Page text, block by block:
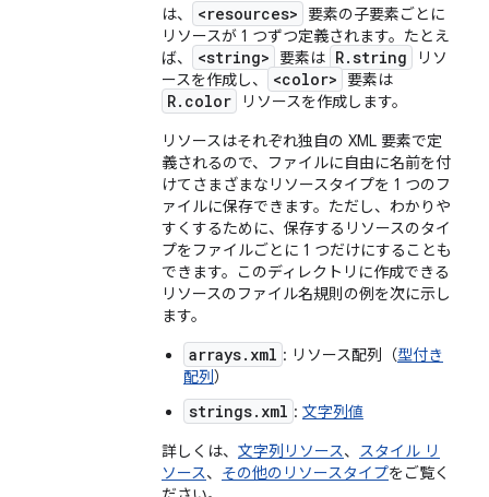
は、
<resources>
要素の子要素ごとに
リソースが 1 つずつ定義されます。たとえ
ば、
<string> 要素は R.string
リソ
ースを作成し、
<color> 要素は
R.color
リソースを作成します。
リソースはそれぞれ独自の XML 要素で定
義されるので、ファイルに自由に名前を付
けてさまざまなリソースタイプを 1 つのフ
ァイルに保存できます。ただし、わかりや
すくするために、保存するリソースのタイ
プをファイルごとに 1 つだけにすることも
できます。このディレクトリに作成できる
リソースのファイル名規則の例を次に示し
ます。
arrays.xml : リソース配列（型付き
配列 ）
strings.xml : 文字列値
詳しくは、 文字列リソース、 スタイル リ
ソース、 その他のリソースタイプをご覧く